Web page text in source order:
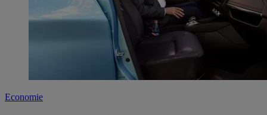
Economie